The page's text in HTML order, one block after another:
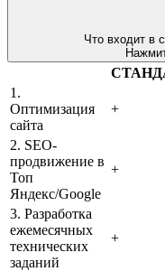
Что входит в
1.
Оптимизация
сайта
+
2. SEO-
продвижение в
Топ
Яндекс/Google
+
3. Разработка
ежемесячных
технических
заданий
+